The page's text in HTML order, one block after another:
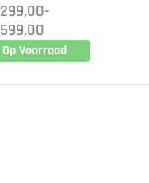
-
Op Voorraad